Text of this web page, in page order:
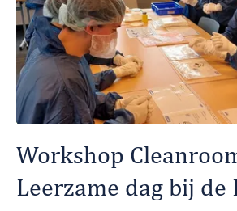
Workshop
Leerzame dag bij de